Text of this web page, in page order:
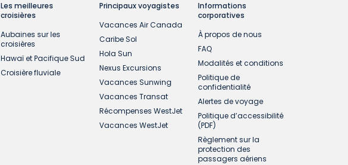
Les meilleures
croisières
Aubaines sur les
croisières
Hawaï et Pacifique Sud
Croisière fluviale
Principaux voyagistes
Vacances Air Canada
Caribe Sol
Hola Sun
Nexus Excursions
Vacances Sunwing
Vacances Transat
Récompenses WestJet
Vacances WestJet
Informations
corporatives
À propos de nous
FAQ
Modalités et conditions
Politique de
confidentialité
Alertes de voyage
Politique d’accessibilité
(PDF)
Règlement sur la
protection des
passagers aériens